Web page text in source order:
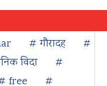
# गौरादह
#
विदा
#
free
#